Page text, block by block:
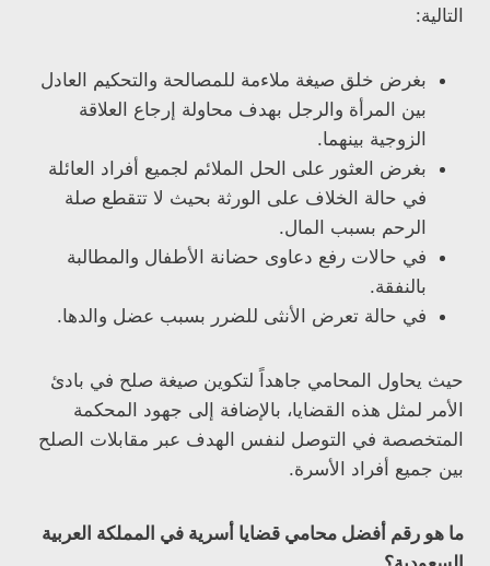
التالية:
بغرض خلق صيغة ملاءمة للمصالحة والتحكيم العادل
بين المرأة والرجل بهدف محاولة إرجاع العلاقة
الزوجية بينهما.
بغرض العثور على الحل الملائم لجميع أفراد العائلة
في حالة الخلاف على الورثة بحيث لا تتقطع صلة
الرحم بسبب المال.
في حالات رفع دعاوى حضانة الأطفال والمطالبة
بالنفقة.
في حالة تعرض الأنثى للضرر بسبب عضل والدها.
حيث يحاول المحامي جاهداً لتكوين صيغة صلح في بادئ
الأمر لمثل هذه القضايا، بالإضافة إلى جهود المحكمة
المتخصصة في التوصل لنفس الهدف عبر مقابلات الصلح
بين جميع أفراد الأسرة.
ما هو رقم أفضل محامي قضايا أسرية في المملكة العربية